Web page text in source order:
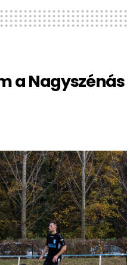
a Nagyszénás